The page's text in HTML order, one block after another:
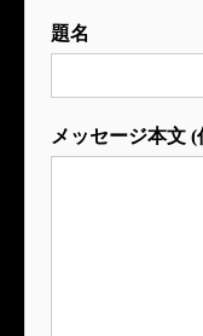
題名
メッセージ本文 (